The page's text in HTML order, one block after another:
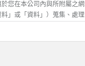
除應符合上述規定外，並應
得註冊或使用神腦生活。當
於您在本公司內與所附屬之
」或「資料」）蒐集、處